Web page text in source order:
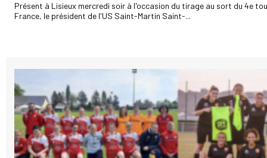
Présent à Lisieux mercredi soir à l'occasion du tirage au sort du 4e
France, le président de l'US Saint-Martin Saint-...